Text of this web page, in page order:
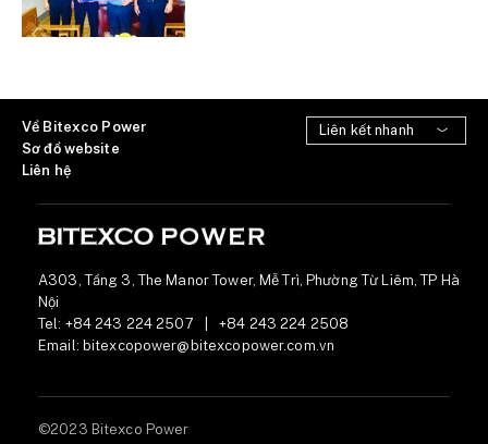
Về Bitexco Power
Sơ đồ website
Liên hệ
A303, Tầng 3, The Manor Tower, Mễ Trì, Phường Từ Liêm, TP Hà
Nội
Tel: +84 243 224 2507
+84 243 224 2508
Email: bitexcopower@bitexcopower.com.vn
©2023 Bitexco Power